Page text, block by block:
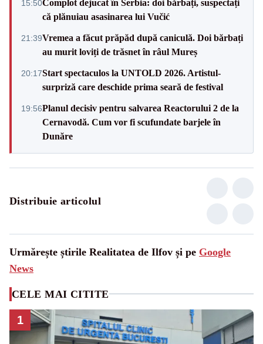
15:50Complot dejucat în Serbia: doi bărbați, suspectați
că plănuiau asasinarea lui Vučić
21:39Vremea a făcut prăpăd după caniculă. Doi bărbați
au murit loviți de trăsnet în râul Mureș
20:17Start spectaculos la UNTOLD 2026. Artistul-
surpriză care deschide prima seară de festival
19:56Planul decisiv pentru salvarea Reactorului 2 de la
Cernavodă. Cum vor fi scufundate barjele în
Dunăre
Distribuie articolul
Urmărește știrile Realitatea de Ilfov și pe Google
News
CELE MAI CITITE
1